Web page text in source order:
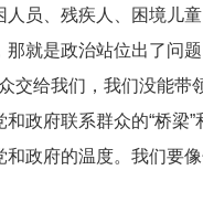
员、残疾人、困境儿
就是政治站位出了问
交给我们，我们没能
政府联系群众的“桥梁
政府的温度。我们要